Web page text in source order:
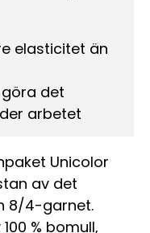
Unicolor
av det
8/4-garnet.
% bomull,
elasticitet än
det
arbetet